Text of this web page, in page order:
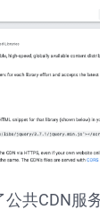
公共CDN服